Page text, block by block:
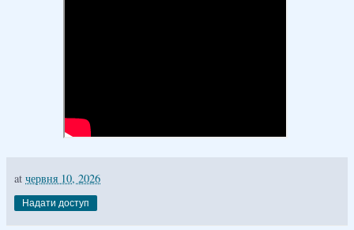
at червня 10, 2026
Надати доступ